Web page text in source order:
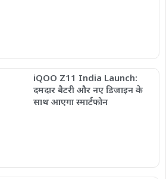
iQOO Z11 India Launch:
दमदार बैटरी और नए डिजाइन के
साथ आएगा स्मार्टफोन